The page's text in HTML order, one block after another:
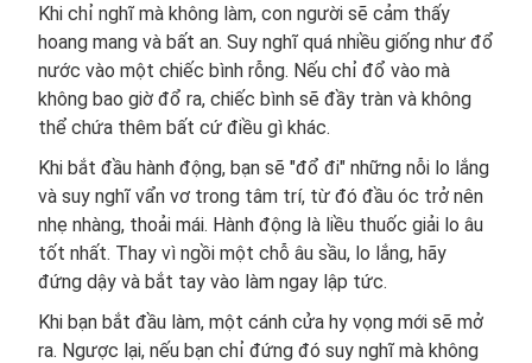
Khi chỉ nghĩ mà không làm, con người sẽ cảm thấy
hoang mang và bất an. Suy nghĩ quá nhiều giống như đổ
nước vào một chiếc bình rỗng. Nếu chỉ đổ vào mà
không bao giờ đổ ra, chiếc bình sẽ đầy tràn và không
thể chứa thêm bất cứ điều gì khác.
Khi bắt đầu hành động, bạn sẽ "đổ đi" những nỗi lo lắng
và suy nghĩ vẩn vơ trong tâm trí, từ đó đầu óc trở nên
nhẹ nhàng, thoải mái. Hành động là liều thuốc giải lo âu
tốt nhất. Thay vì ngồi một chỗ âu sầu, lo lắng, hãy
đứng dậy và bắt tay vào làm ngay lập tức.
Khi bạn bắt đầu làm, một cánh cửa hy vọng mới sẽ mở
ra. Ngược lại, nếu bạn chỉ đứng đó suy nghĩ mà không